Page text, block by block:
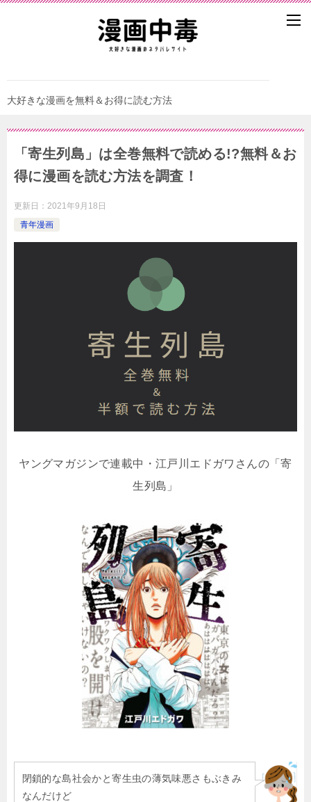
大好きな漫画を無料＆お得に読む方法
「寄生列島」は全巻無料で読める!?無料＆お
得に漫画を読む⽅法を調査！
更新日： 2021年9月18日
青年漫画
ヤングマガジンで連載中・江戸川エドガワさんの「寄
生列島」
閉鎖的な島社会かと寄生虫の薄気味悪さもぶきみ
なんだけど